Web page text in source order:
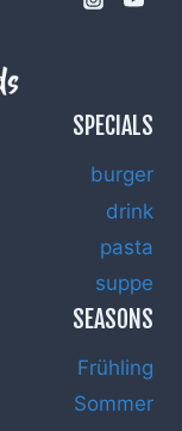
SPECIALS
burger
drink
pasta
suppe
SEASONS
Frühling
Sommer